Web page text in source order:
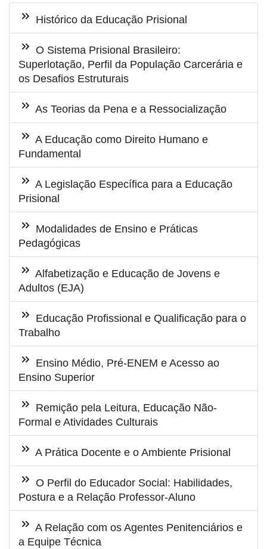
Histórico da Educação Prisional
O Sistema Prisional Brasileiro:
Superlotação, Perfil da População Carcerária e
os Desafios Estruturais
As Teorias da Pena e a Ressocialização
A Educação como Direito Humano e
Fundamental
A Legislação Específica para a Educação
Prisional
Modalidades de Ensino e Práticas
Pedagógicas
Alfabetização e Educação de Jovens e
Adultos (EJA)
Educação Profissional e Qualificação para o
Trabalho
Ensino Médio, Pré-ENEM e Acesso ao
Ensino Superior
Remição pela Leitura, Educação Não-
Formal e Atividades Culturais
A Prática Docente e o Ambiente Prisional
O Perfil do Educador Social: Habilidades,
Postura e a Relação Professor-Aluno
A Relação com os Agentes Penitenciários e
a Equipe Técnica